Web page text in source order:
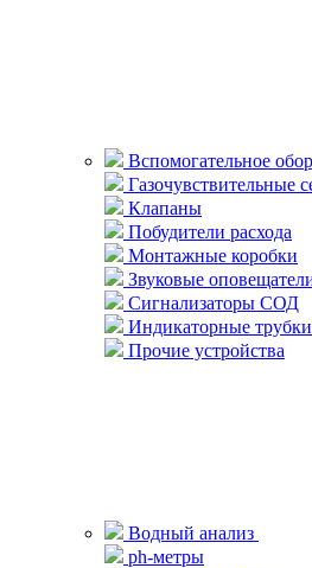
Вспомогательное
Газочувствительные
Клапаны
Побудители расхода
Монтажные коробки
Звуковые
Сигнализаторы СОД
Индикаторные трубки
Прочие устройства
Водный анализ
ph-метры